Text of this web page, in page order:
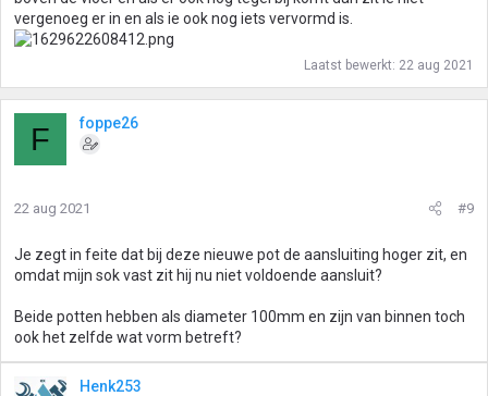
vergenoeg er in en als ie ook nog iets vervormd is.
Laatst bewerkt: 22 aug 2021
F foppe26
22 aug 2021 #9
Je zegt in feite dat bij deze nieuwe pot de aansluiting hoger zit, en
omdat mijn sok vast zit hij nu niet voldoende aansluit?
Beide potten hebben als diameter 100mm en zijn van binnen toch
ook het zelfde wat vorm betreft?
Henk253